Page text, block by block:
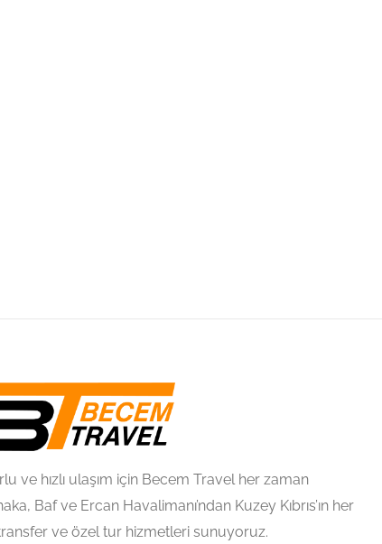
ve hızlı ulaşım için Becem Travel her zaman
Baf ve Ercan Havalimanı’ndan Kuzey Kıbrıs’ın her
ve özel tur hizmetleri sunuyoruz.